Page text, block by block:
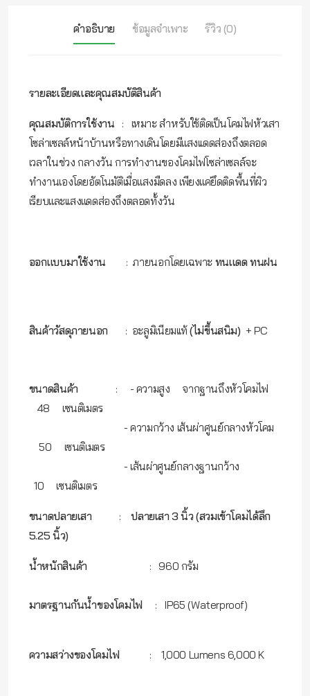
คำอธิบาย ข้อมูลจำเพาะ รีวิว (0)
รายละเอียดเเละคุณสมบัติสินค้า
คุณสมบัติการใช้งาน : เหมาะ สำหรับใช้ติดเป็นโคมไฟหัวเสา
โซล่าเซลล์หน้าบ้านหรือทางเดินโดยมีเเสงเเดดส่องถึงตลอด
เวลาในช่วง กลางวัน การทำงานของโคมไฟโซล่าเซลล์จะ
ทำงานเองโดยอัตโนมัติเมื่อเเสงมืดลง เพียงเเค่ยึดติดพื้นที่ผิว
เรียบเเละเเสงเเดดส่องถึงตลอดทั้งวัน
ออกแบบมาใช้งาน : ภายนอกโดยเฉพาะ ทนแดด ทนฝน
สินค้าวัสดุภายนอก: อะลูมิเนียมเเท้(ไม่ขึ้นสนิม) + PC
ขนาดสินค้า: - ความสูง จากฐานถึงหัวโคมไฟ
48 เซนติเมตร
- ความกว้าง เส้นผ่าศูนย์กลางหัวโคม
50 เซนติเมตร
- เส้นผ่าศูนย์กลางฐานกว้าง
10 เซนติเมตร
ขนาดปลายเสา:
ปลายเสา 3 นิ้ว (สวมเข้าโคมได้ลึก
5.25 นิ้ว)
น้ำหนักสินค้า: 960 กรัม
มาตรฐานกันน้ำของโคมไฟ: IP65 (Waterproof)
ความสว่างของโคมไฟ: 1,000 Lumens 6,000 K